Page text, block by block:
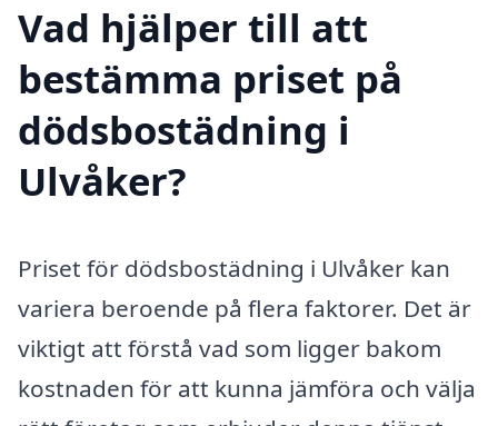
Vad hjälper till att
bestämma priset på
dödsbostädning i
Ulvåker?
Priset för dödsbostädning i Ulvåker kan
variera beroende på flera faktorer. Det är
viktigt att förstå vad som ligger bakom
kostnaden för att kunna jämföra och välja